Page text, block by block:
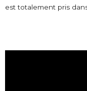
est totalement pris